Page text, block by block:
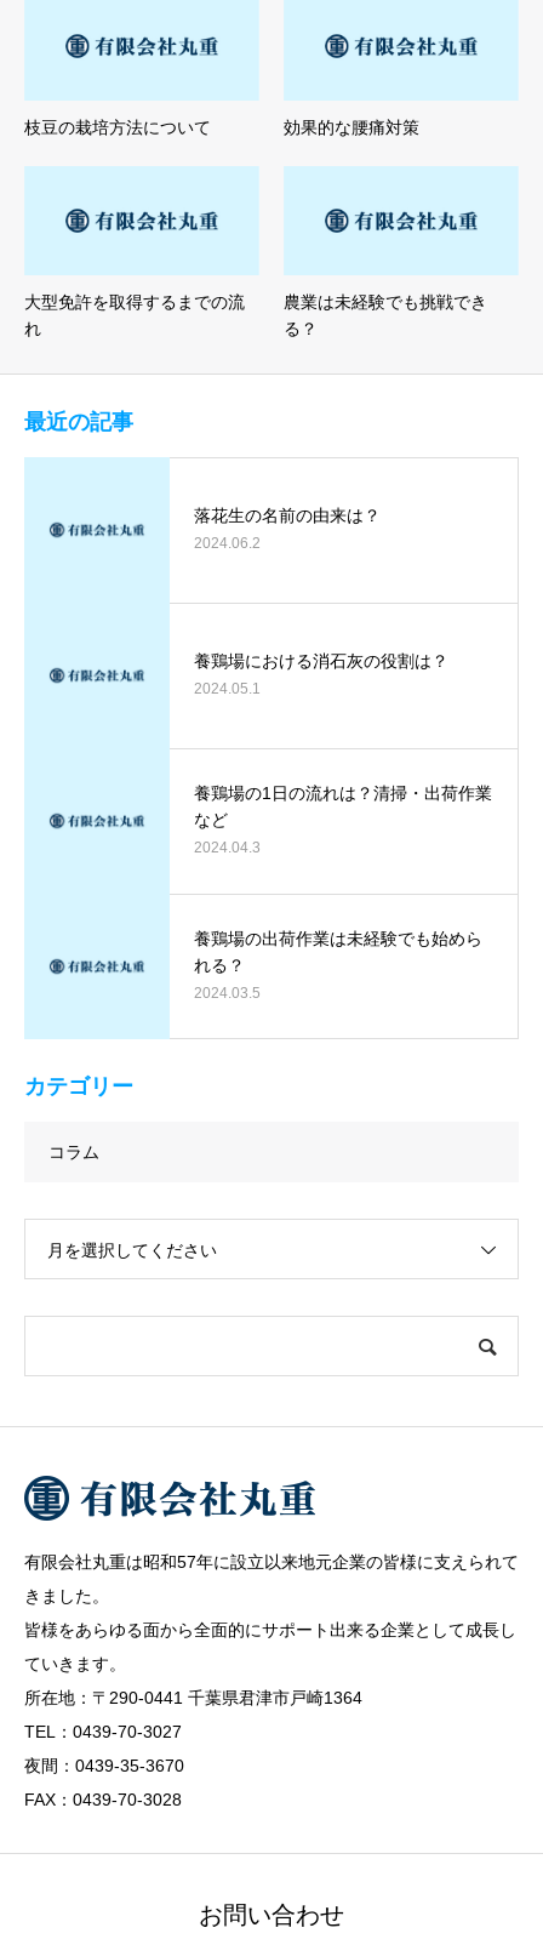
枝豆の栽培方法について 効果的な腰痛対策
大型免許を取得するまでの流
れ
農業は未経験でも挑戦でき
る？
最近の記事
落花生の名前の由来は？
2024.06.2
養鶏場における消石灰の役割は？
2024.05.1
養鶏場の1日の流れは？清掃・出荷作業
など
2024.04.3
養鶏場の出荷作業は未経験でも始めら
れる？
2024.03.5
カテゴリー
コラム
月を選択してください
有限会社丸重は昭和57年に設立以来地元企業の皆様に支えられて
きました。
皆様をあらゆる面から全面的にサポート出来る企業として成長し
ていきます。
所在地：〒290-0441 千葉県君津市戸崎1364
TEL：0439-70-3027
夜間：0439-35-3670
FAX：0439-70-3028
お問い合わせ